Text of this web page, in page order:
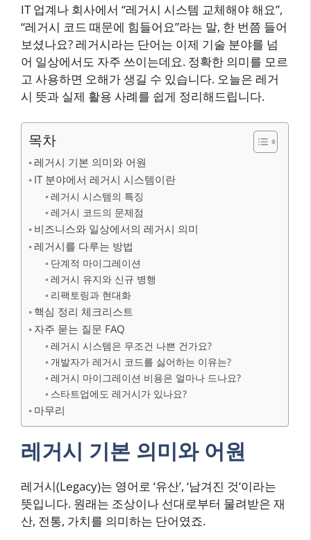
IT 업계나 회사에서 “레거시 시스템 교체해야 해요”,
“레거시 코드 때문에 힘들어요”라는 말, 한 번쯤 들어
보셨나요? 레거시라는 단어는 이제 기술 분야를 넘
어 일상에서도 자주 쓰이는데요. 정확한 의미를 모르
고 사용하면 오해가 생길 수 있습니다. 오늘은 레거
시 뜻과 실제 활용 사례를 쉽게 정리해드립니다.
목차
레거시 기본 의미와 어원
IT 분야에서 레거시 시스템이란
레거시 시스템의 특징
레거시 코드의 문제점
비즈니스와 일상에서의 레거시 의미
레거시를 다루는 방법
단계적 마이그레이션
레거시 유지와 신규 병행
리팩토링과 현대화
핵심 정리 체크리스트
자주 묻는 질문 FAQ
레거시 시스템은 무조건 나쁜 건가요?
개발자가 레거시 코드를 싫어하는 이유는?
레거시 마이그레이션 비용은 얼마나 드나요?
스타트업에도 레거시가 있나요?
마무리
레거시 기본 의미와 어원
레거시(Legacy)는 영어로 ‘유산’, ‘남겨진 것’이라는
뜻입니다. 원래는 조상이나 선대로부터 물려받은 재
산, 전통, 가치를 의미하는 단어였죠.